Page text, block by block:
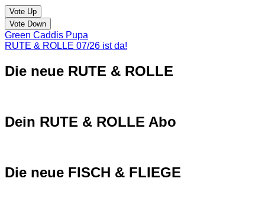
Vote Up
Vote Down
Green Caddis Pupa
RUTE & ROLLE 07/26 ist da!
Die neue RUTE & ROLLE
Dein RUTE & ROLLE Abo
Die neue FISCH & FLIEGE